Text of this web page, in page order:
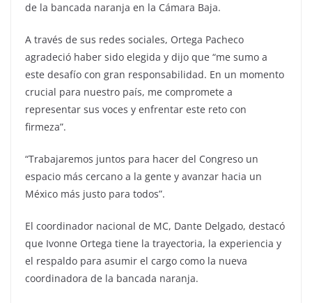
de la bancada naranja en la Cámara Baja.
A través de sus redes sociales, Ortega Pacheco
agradeció haber sido elegida y dijo que “me sumo a
este desafío con gran responsabilidad. En un momento
crucial para nuestro país, me compromete a
representar sus voces y enfrentar este reto con
firmeza”.
“Trabajaremos juntos para hacer del Congreso un
espacio más cercano a la gente y avanzar hacia un
México más justo para todos”.
El coordinador nacional de MC, Dante Delgado, destacó
que Ivonne Ortega tiene la trayectoria, la experiencia y
el respaldo para asumir el cargo como la nueva
coordinadora de la bancada naranja.